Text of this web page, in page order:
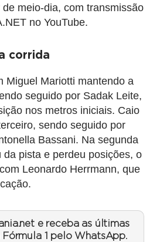
meio-dia, com transmissão
no YouTube.
corrida
Miguel Mariotti mantendo a
seguido por Sadak Leite,
nos metros iniciais. Caio
sendo seguido por
Bassani. Na segunda
pista e perdeu posições, o
Leonardo Herrmann, que
e receba as últimas
1 pelo WhatsApp.